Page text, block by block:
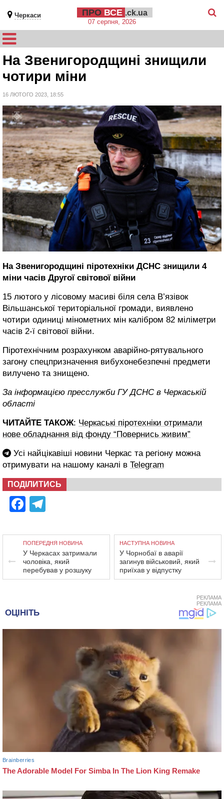
Черкаси ПРО ВСЕ .ck.ua
07 серпня, 2026
На Звенигородщині знищили
чотири міни
16 ЛЮТОГО 2023, 18:55
На Звенигородщині піротехніки ДСНС знищили 4
міни часів Другої світової війни
15 лютого у лісовому масиві біля села В’язівок
Вільшанської територіальної громади, виявлено
чотири одиниці мінометних мін калібром 82 міліметри
часів 2-ї світової війни.
Піротехнічним розрахунком аварійно-рятувального
загону спецпризначення вибухонебезпечні предмети
вилучено та знищено.
За інформацією пресслужби ГУ ДСНС в Черкаській
області
ЧИТАЙТЕ ТАКОЖ: Черкаські піротехніки отримали
нове обладнання від фонду “Повернись живим”
Усі найцікавіші новини Черкас та регіону можна
отримувати на нашому каналі в Telegram
ПОДІЛИТИСЬ
Facebook
ПОПЕРЕДНЯ НОВИНА
У Черкасах затримали
чоловіка, який
перебував у розшуку
НАСТУПНА НОВИНА
У Чорнобаї в аварії
загинув військовий, який
приїхав у відпустку
РЕКЛАМА
РЕКЛАМА